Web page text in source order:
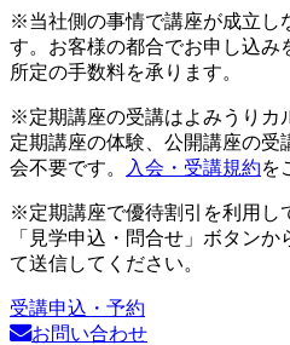
※当社側の事情で講座が成立し
す。お客様の都合でお申し込み
所定の手数料を承ります。
※定期講座の受講はよみうりカ
定期講座の体験、公開講座の受
会不要です。
入会・受講規約を
※定期講座で優待割引を利用し
「見学申込・問合せ」ボタン
て送信してください。
受講申込・予約
お問い合わせ